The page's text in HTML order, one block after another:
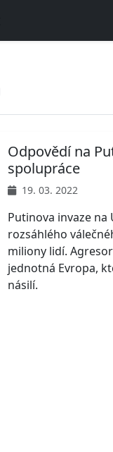
Odpovědí na
spolupráce
19. 03. 2022
Putinova invaze
rozsáhlého
miliony lidí.
jednotná Evropa,
násilí.